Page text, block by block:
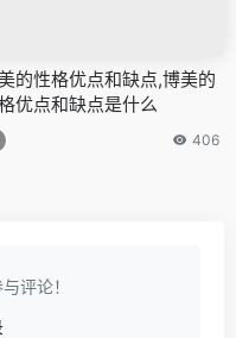
的性格优点和缺点,博美的
优点和缺点是什么
406
评论！